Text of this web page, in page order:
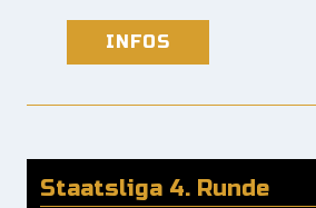
INFOS
Staatsliga 4. Runde